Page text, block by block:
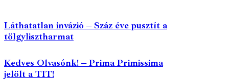
Láthatatlan invázió – Száz éve pusztít a
tölgylisztharmat
Kedves Olvasónk! – Prima Primissima
jelölt a TIT!